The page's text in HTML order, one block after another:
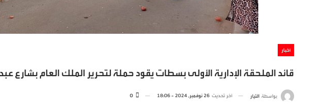
أخبار
قائد الملحقة الإدارية الأولى بسطات يقود حملة لتحرير الملك العام بشارع
بواسطة التيار آخر تحديث 26 نوفمبر, 2024 - 18:06